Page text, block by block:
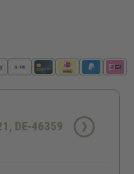
DE-46359